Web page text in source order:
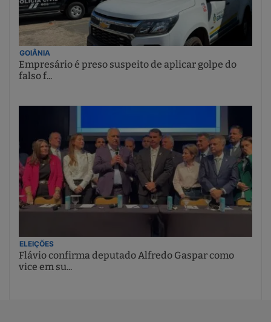
GOIÂNIA
Empresário é preso suspeito de aplicar golpe do
falso f...
ELEIÇÕES
Flávio confirma deputado Alfredo Gaspar como
vice em su...